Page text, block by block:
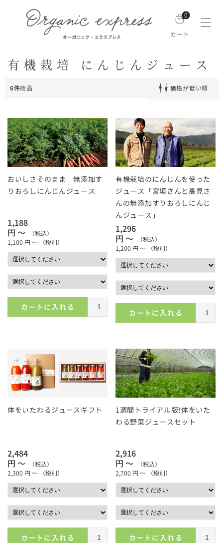
0
カート
有機栽培 にんじんジュース
6件商品 価格が低い順
おいしさそのまま 無添加す
りおろしにんじんジュース
1,188
円 ～
（税込）
1,100 円 ～ （税別）
カートに入れる
有機栽培のにんじんを使った
ジュース「宮垣さんと高見さ
んの無添加すりおろしにんじ
んジュース」
1,296
円 ～
（税込）
1,200 円 ～ （税別）
カートに入れる
体をいたわるジュースギフト
2,484
円 ～
（税込）
2,300 円 ～ （税別）
カートに入れる
1週間トライアル版!体をいた
わる野菜ジュースセット
2,916
円 ～
（税込）
2,700 円 ～ （税別）
カートに入れる